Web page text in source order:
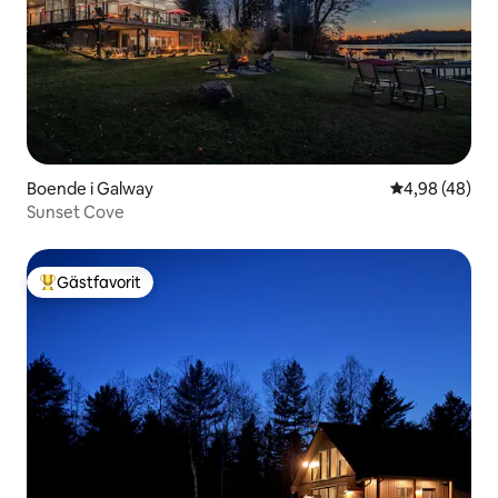
Boende i Galway 4,98 av 5 i
4,98 (48)
Sunset Cove
Populär gästfavorit
Gästfavorit